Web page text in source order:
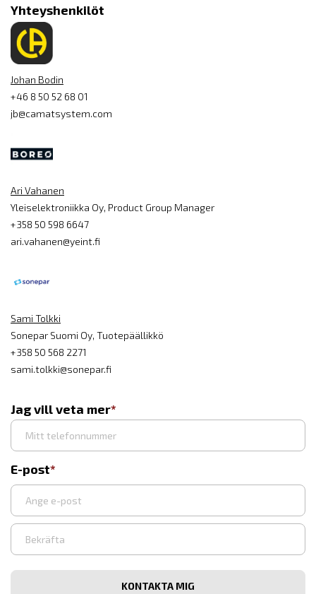
Yhteyshenkilöt
Johan Bodin
+46 8 50 52 68 01
jb@camatsystem.com
Ari Vahanen
Yleiselektroniikka Oy, Product Group Manager
+358 50 598 6647
ari.vahanen@yeint.fi
Sami Tolkki
Sonepar Suomi Oy, Tuotepäällikkö
+358 50 568 2271
sami.tolkki@sonepar.fi
Jag vill veta mer
E-post
Syötä
sähköpostiosoite
Vahvista